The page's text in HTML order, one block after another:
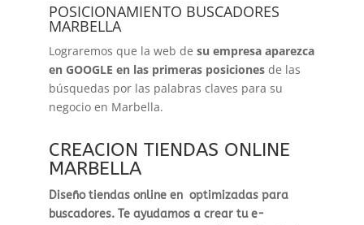
POSICIONAMIENTO BUSCADORES
MARBELLA
Lograremos que la web de su empresa aparezca
en GOOGLE en las primeras posicionesde las
búsquedas por las palabras claves para su
negocio en Marbella.
CREACION TIENDAS ONLINE
MARBELLA
Diseño tiendas online en optimizadas para
buscadores. Te ayudamos a crear tu e-